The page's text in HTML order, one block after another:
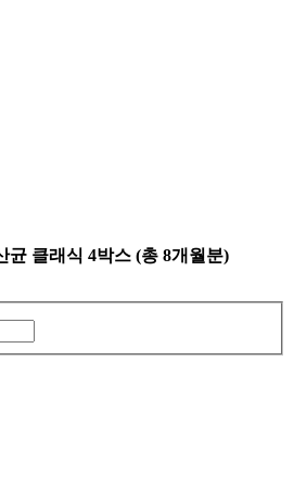
균 클래식 4박스 (총 8개월분)